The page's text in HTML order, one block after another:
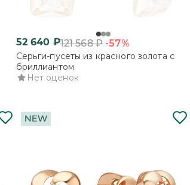
52 640 ₽121 568₽ -57%
Серьги-пусеты из красного золота с
бриллиантом
Нет оценок